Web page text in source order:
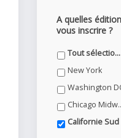
A quelles
vous inscrire ?
Tout sélectionner
New York
Washington
Californie Sud